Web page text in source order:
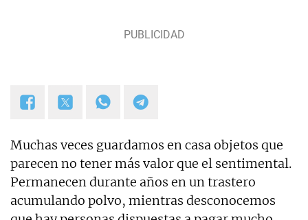
entre redacción, análisis de datos y visión
Muchas veces guardamos en casa objetos que
parecen no tener más valor que el sentimental.
Permanecen durante años en un trastero
acumulando polvo, mientras desconocemos